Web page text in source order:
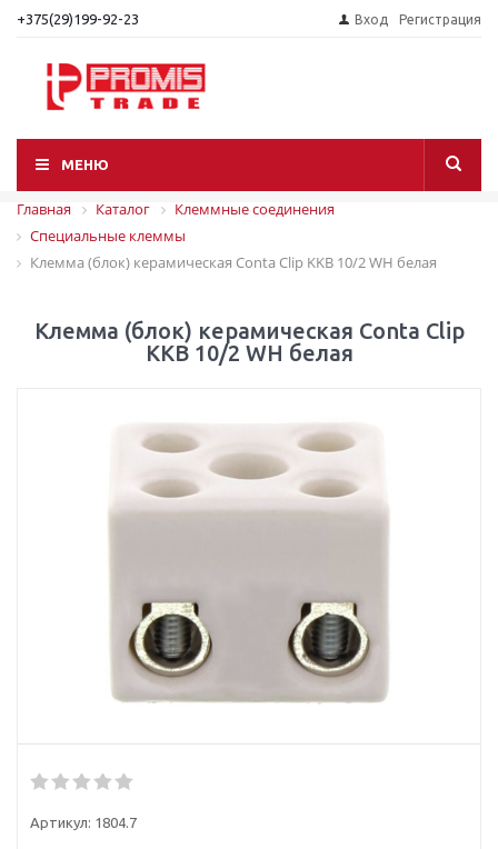
+375(29)199-92-23 Вход Регистрация
МЕНЮ
Главная Каталог
Клеммные соединения
Специальные клеммы
Клемма (блок) керамическая Conta Clip KKB 10/2 WH белая
Клемма (блок) керамическая Conta Clip
KKB 10/2 WH белая
Артикул: 1804.7